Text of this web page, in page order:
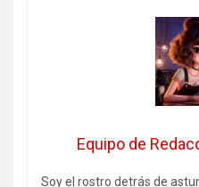
Equipo de
Soy el rostro detrás de